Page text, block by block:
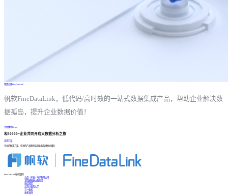
免费试用FineDataLink
帆软FineDataLink，低代码/高时效的一站式数据集成产品，帮助企业解决数
据孤岛，提升企业数据价值！
立即体验Demo
和30000+企业共同开启大数据分析之旅
咨询方案
专业的解决方案、先进的产品帮您实现业务的爆发式增长
FineDataLink标杆案例
台晶（宁波）电子有限公司
某交通高速公路集团
浙江国贸
江西中医药大学
三一重机
更多案例